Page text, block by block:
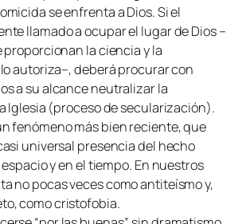
se enfrenta a Dios. Si el
llamado a ocupar el lugar de Dios –
proporcionan la ciencia y la
autoriza–, deberá procurar con
a su alcance neutralizar la
Iglesia (proceso de secularización).
fenómeno más bien reciente, que
universal presencia del hecho
y en el tiempo. En nuestros
no pocas veces como antiteísmo y,
como cristofobia.